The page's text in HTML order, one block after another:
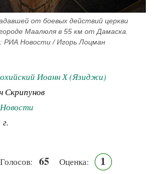
от боевых действий церкви
Маалюля в 55 км от Дамаска.
РИА Новости / Игорь Лоцман
Иоанн Х (Язиджи)
Скрипунов
Голосов: 65 Оценка: 1